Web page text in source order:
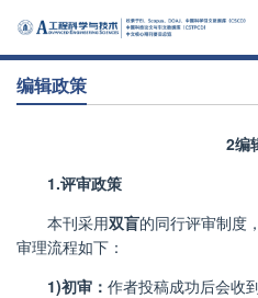
编辑政策
2编
1.评审政策
本刊采用双盲的同行评审制度
审理流程如下：
1)初审： 作者投稿成功后会收